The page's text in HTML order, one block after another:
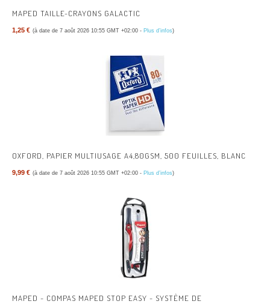
MAPED TAILLE-CRAYONS GALACTIC
1,25 € (à date de 7 août 2026 10:55 GMT +02:00 - Plus d’infos)
OXFORD, PAPIER MULTIUSAGE A4,80GSM, 500 FEUILLES, BLANC
9,99 € (à date de 7 août 2026 10:55 GMT +02:00 - Plus d’infos)
MAPED - COMPAS MAPED STOP EASY - SYSTÈME DE